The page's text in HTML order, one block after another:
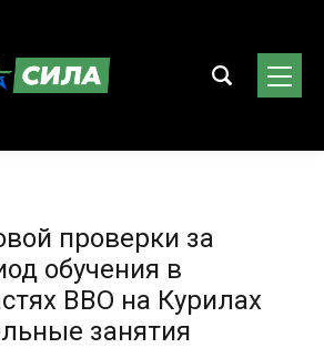
проверки за
обучения в
ВВО на Курилах
занятия